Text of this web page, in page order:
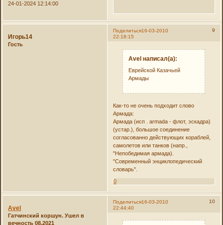
24-01-2024 12:14:00
Поделиться 9
16-03-2010
22:18:15
Игорь14
Гость
Avel написал(а):
Еврейской Казачьей
Армады
Как-то не очень подходит слово
Армада:
Армада (исп . armada - флот, эскадра)
(устар.), большое соединение
согласованно действующих кораблей,
самолетов или танков (напр.,
"Непобедимая армада).
"Современный энциклопедический
словарь".
0
Поделиться 10
16-03-2010
22:44:40
Avel
Гатчинский коршун. Ушел в
вечность 08.2021